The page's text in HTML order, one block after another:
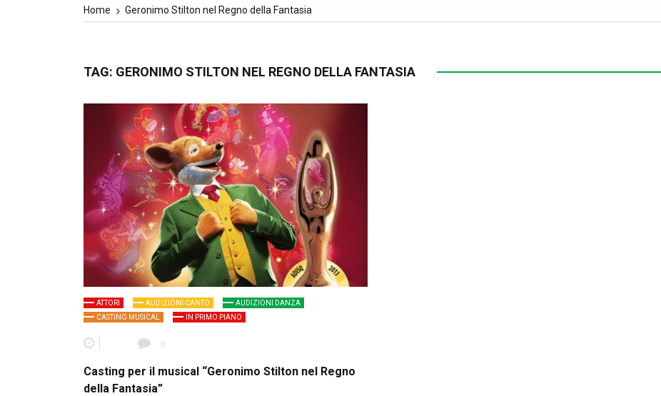
Home Geronimo Stilton nel Regno della Fantasia
TAG: GERONIMO STILTON NEL REGNO DELLA FANTASIA
ATTORI AUDIZIONI CANTO
AUDIZIONI DANZA
CASTING MUSICAL
IN PRIMO PIANO
0
Casting per il musical “Geronimo Stilton nel Regno
della Fantasia”